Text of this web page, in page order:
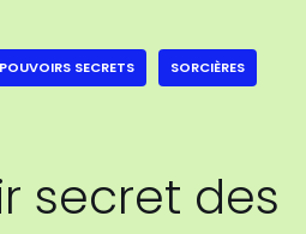
POUVOIRS SECRETS SORCIÈRES
secret des